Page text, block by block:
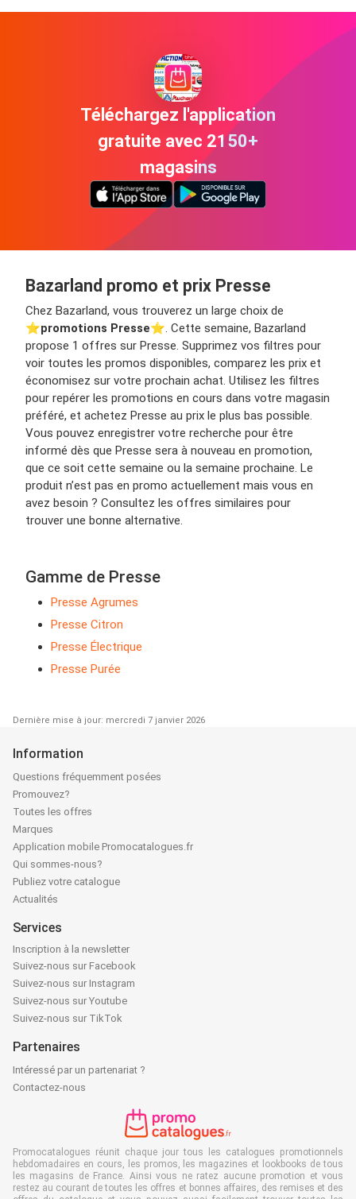
Téléchargez l'application
gratuite avec 2150+
magasins
Bazarland promo et prix Presse
Chez Bazarland, vous trouverez un large choix de
⭐️promotions Presse⭐️. Cette semaine, Bazarland
propose 1 offres sur Presse. Supprimez vos filtres pour
voir toutes les promos disponibles, comparez les prix et
économisez sur votre prochain achat. Utilisez les filtres
pour repérer les promotions en cours dans votre magasin
préféré, et achetez Presse au prix le plus bas possible.
Vous pouvez enregistrer votre recherche pour être
informé dès que Presse sera à nouveau en promotion,
que ce soit cette semaine ou la semaine prochaine. Le
produit n’est pas en promo actuellement mais vous en
avez besoin ? Consultez les offres similaires pour
trouver une bonne alternative.
Gamme de Presse
Presse Agrumes
Presse Citron
Presse Électrique
Presse Purée
Dernière mise à jour: mercredi 7 janvier 2026
Information
Questions fréquemment posées
Promouvez?
Toutes les offres
Marques
Application mobile Promocatalogues.fr
Qui sommes-nous?
Publiez votre catalogue
Actualités
Services
Inscription à la newsletter
Suivez-nous sur Facebook
Suivez-nous sur Instagram
Suivez-nous sur Youtube
Suivez-nous sur TikTok
Partenaires
Intéressé par un partenariat ?
Contactez-nous
Promocatalogues réunit chaque jour tous les catalogues promotionnels
hebdomadaires en cours, les promos, les magazines et lookbooks de tous
les magasins de France. Ainsi vous ne ratez aucune promotion et vous
restez au courant de toutes les offres et bonnes affaires, des remises et des